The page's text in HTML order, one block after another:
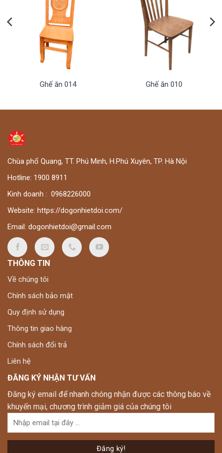
Ghế ăn 014 Ghế ăn 010
Chùa phổ Quang, TT. Phú Minh, H.Phú Xuyên, TP. Hà Nội
Hotline: 1900 8911
Kinh doanh : 0968226000
Website: https://dogonhietdoi.com/
Email: dogonhietdoi@gmail.com
THÔNG TIN
Về chúng tôi
Chính sách bảo mật
Quy định sử dụng
Thông tin giao hàng
Chính sách đổi trả
Liên hệ
ĐĂNG KÝ NHẬN TƯ VẤN
Đăng ký email để nhanh chóng nhận được các thông báo về
khuyến mại, chương trình giảm giá của chúng tôi